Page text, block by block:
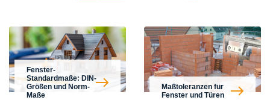
Fenster-
Standardmaße: DIN-
Größen und Norm-
Maße
Maßtoleranzen für
Fenster und Türen